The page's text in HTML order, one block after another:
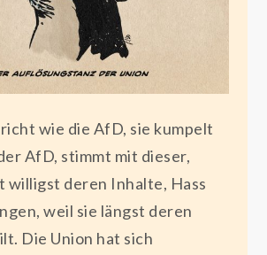
wie die AfD, sie kumpelt
AfD, stimmt mit dieser,
deren Inhalte, Hass
weil sie längst deren
Die Union hat sich